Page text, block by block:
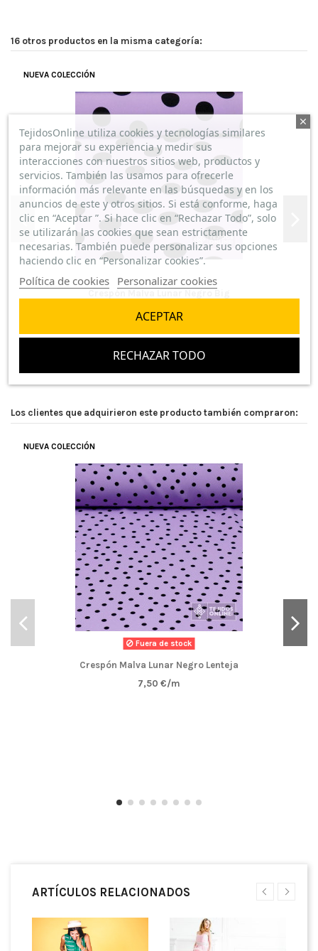
16 otros productos en la misma categoría:
NUEVA COLECCIÓN
7,25 €/m
Los clientes que adquirieron este producto también compraron:
NUEVA COLECCIÓN
Fuera de stock
Crespón Malva Lunar Negro Lenteja
7,50 €/m
ARTÍCULOS RELACIONADOS
TejidosOnline utiliza cookies y tecnologías similares
para mejorar su experiencia y medir sus
interacciones con nuestros sitios web, productos y
servicios. También las usamos para ofrecerle
información más relevante en las búsquedas y en los
anuncios de este y otros sitios. Si está conforme, haga
clic en “Aceptar ”. Si hace clic en “Rechazar Todo”, solo
se utilizarán las cookies que sean estrictamente
necesarias. También puede personalizar sus opciones
haciendo clic en “Personalizar cookies”.
Política de cookies Personalizar cookies
RECHAZAR TODO
ACEPTAR